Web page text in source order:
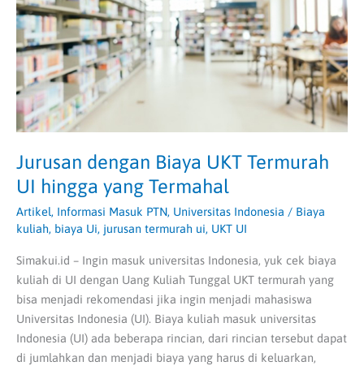
Jurusan dengan Biaya UKT Termurah
UI hingga yang Termahal
Artikel, Informasi Masuk PTN, Universitas Indonesia / Biaya
kuliah, biaya Ui, jurusan termurah ui, UKT UI
Simakui.id – Ingin masuk universitas Indonesia, yuk cek biaya
kuliah di UI dengan Uang Kuliah Tunggal UKT termurah yang
bisa menjadi rekomendasi jika ingin menjadi mahasiswa
Universitas Indonesia (UI). Biaya kuliah masuk universitas
Indonesia (UI) ada beberapa rincian, dari rincian tersebut dapat
di jumlahkan dan menjadi biaya yang harus di keluarkan,
UI
hingga
yang
Termahal